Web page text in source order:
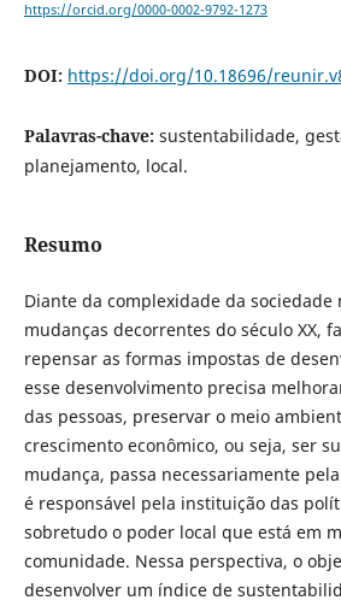
https://orcid.org/0000-0002-9792-1273
DOI: https://doi.org/10.18696/
Palavras-chave: sustentabilidade,
planejamento, local.
Resumo
Diante da complexidade da sociedade
mudanças decorrentes do século XX,
repensar as formas impostas de
esse desenvolvimento precisa
das pessoas, preservar o meio
crescimento econômico, ou seja, ser
mudança, passa necessariamente
é responsável pela instituição das
sobretudo o poder local que está em
comunidade. Nessa perspectiva, o
desenvolver um índice de